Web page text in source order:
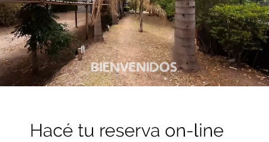
Cabañas
Restó
Servicios
Galería
Promociones